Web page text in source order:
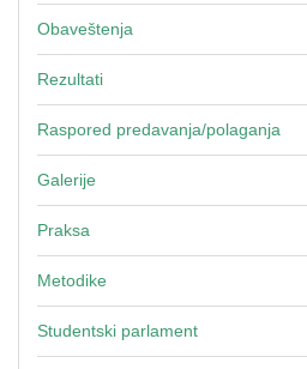
Obaveštenja
Rezultati
Raspored predavanja/polaganja
Galerije
Praksa
Metodike
Studentski parlament